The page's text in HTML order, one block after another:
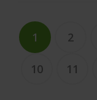
1 2
10 11